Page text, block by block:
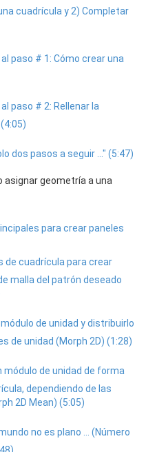
cuadrícula y 2) Completar
paso # 1: Cómo crear una
paso # 2: Rellenar la
dos pasos a seguir ..." (5:47)
asignar geometría a una
para crear paneles
de cuadrícula para crear
malla del patrón deseado
de unidad y distribuirlo
de unidad (Morph 2D) (1:28)
módulo de unidad de forma
dependiendo de las
2D Mean) (5:05)
no es plano ... (Número